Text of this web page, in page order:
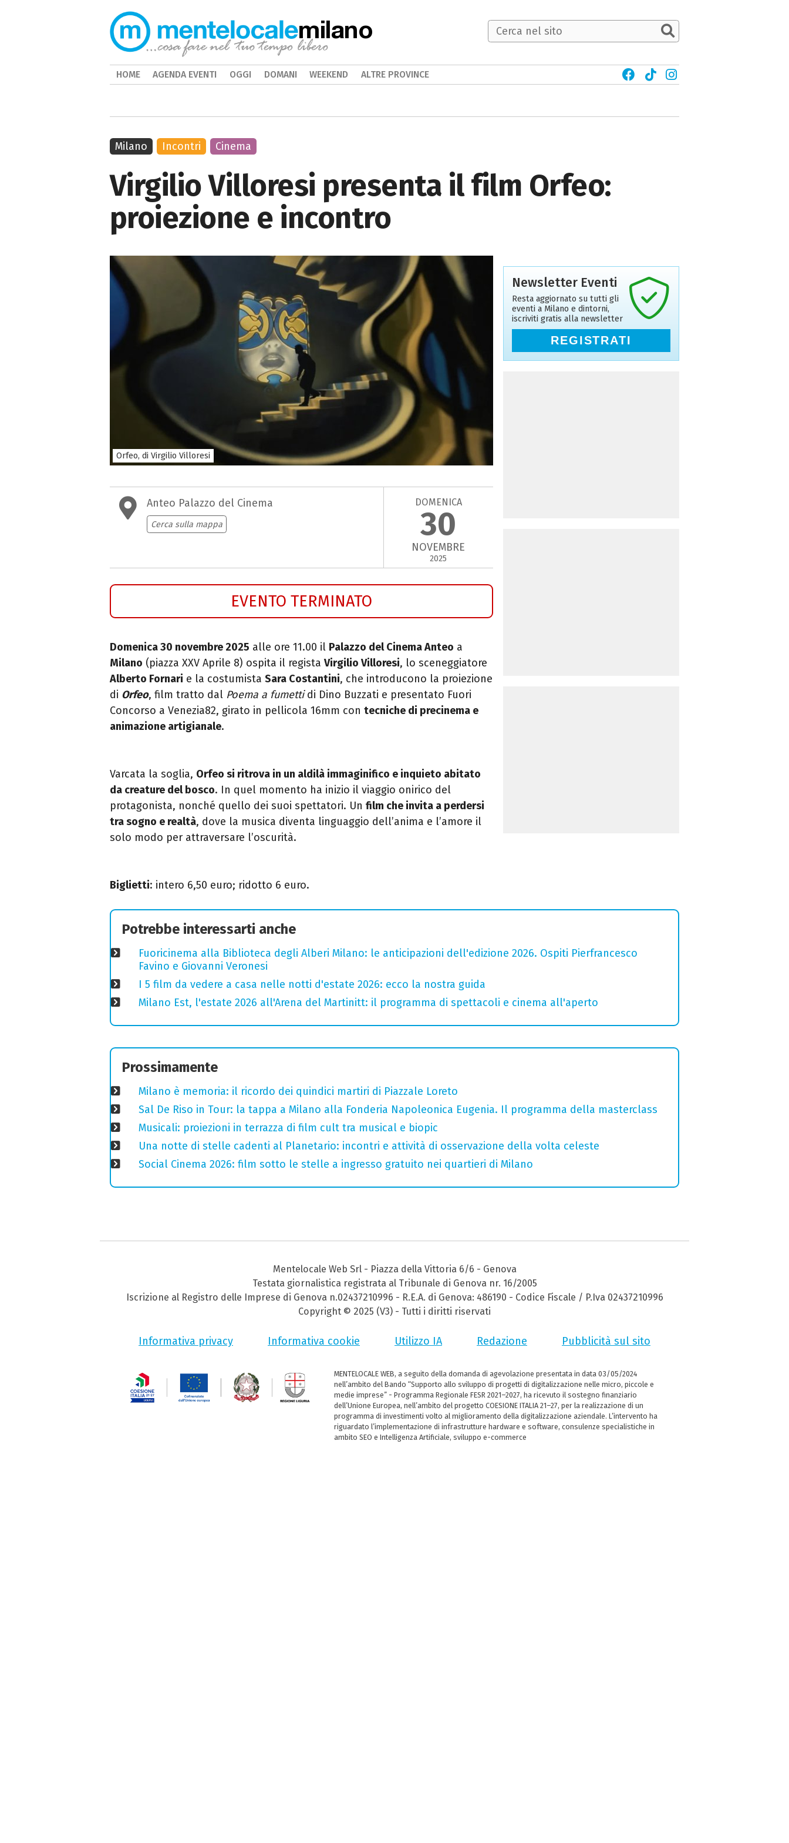
Virgilio Villoresi presenta il film Orfeo:
proiezione e incontro
Orfeo, di Virgilio Villoresi
Anteo Palazzo del Cinema
Cerca sulla mappa
DOMENICA
30
NOVEMBRE
2025
EVENTO TERMINATO
Domenica 30 novembre 2025 alle ore 11.00 il Palazzo del Cinema Anteo a
Milano (piazza XXV Aprile 8) ospita il regista Virgilio Villoresi, lo sceneggiatore
Alberto Fornari e la costumista Sara Costantini, che introducono la proiezione
di Orfeo, film tratto dal Poema a fumettidi Dino Buzzati e presentato Fuori
Concorso a Venezia82, girato in pellicola 16mm con tecniche di precinema e
animazione artigianale.
Varcata la soglia, Orfeo si ritrova in un aldilà immaginifico e inquieto abitato
da creature del bosco. In quel momento ha inizio il viaggio onirico del
protagonista, nonché quello dei suoi spettatori. Un film che invita a perdersi
tra sogno e realtà, dove la musica diventa linguaggio dell’anima e l’amore il
solo modo per attraversare l’oscurità.
Biglietti: intero 6,50 euro; ridotto 6 euro.
Milano Incontri Cinema
Newsletter Eventi
Resta aggiornato su tutti gli
eventi a Milano e dintorni,
iscriviti gratis alla newsletter
REGISTRATI
Potrebbe interessarti anche
Fuoricinema alla Biblioteca degli Alberi Milano: le anticipazioni dell'edizione 2026. Ospiti Pierfrancesco
Favino e Giovanni Veronesi
I 5 film da vedere a casa nelle notti d'estate 2026: ecco la nostra guida
Milano Est, l'estate 2026 all'Arena del Martinitt: il programma di spettacoli e cinema all'aperto
Prossimamente
Milano è memoria: il ricordo dei quindici martiri di Piazzale Loreto
Sal De Riso in Tour: la tappa a Milano alla Fonderia Napoleonica Eugenia. Il programma della masterclass
Musicali: proiezioni in terrazza di film cult tra musical e biopic
Una notte di stelle cadenti al Planetario: incontri e attività di osservazione della volta celeste
Social Cinema 2026: film sotto le stelle a ingresso gratuito nei quartieri di Milano
milano
HOME AGENDA EVENTI OGGI DOMANI WEEKEND ALTRE PROVINCE
Mentelocale Web Srl - Piazza della Vittoria 6/6 - Genova
Testata giornalistica registrata al Tribunale di Genova nr. 16/2005
Iscrizione al Registro delle Imprese di Genova n.02437210996 - R.E.A. di Genova: 486190 - Codice Fiscale / P.Iva 02437210996
Copyright © 2025 (V3) - Tutti i diritti riservati
Informativa privacy Informativa cookie Utilizzo IA Redazione Pubblicità sul sito
MENTELOCALE WEB, a seguito della domanda di agevolazione presentata in data 03/05/2024
nell’ambito del Bando “Supporto allo sviluppo di progetti di digitalizzazione nelle micro, piccole e
medie imprese” - Programma Regionale FESR 2021–2027, ha ricevuto il sostegno finanziario
dell’Unione Europea, nell’ambito del progetto COESIONE ITALIA 21–27, per la realizzazione di un
programma di investimenti volto al miglioramento della digitalizzazione aziendale. L’intervento ha
riguardato l’implementazione di infrastrutture hardware e software, consulenze specialistiche in
ambito SEO e Intelligenza Artificiale, sviluppo e-commerce